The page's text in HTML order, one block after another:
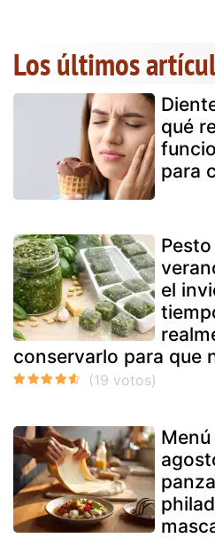
Los últimos
qué
para
el
conservarlo para que